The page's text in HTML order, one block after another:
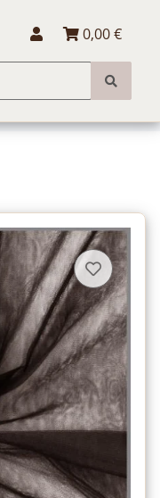
0,00 €